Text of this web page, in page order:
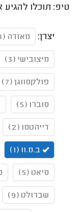
טיפ: תוכלו
יצרן: מאזדה (8)
מיצובישי (3)
פולקסווגן (7)
סוברו (5)
דייהטסו (2)
ב.מ.וו (1)
סיאט (5)
שברולט (9)